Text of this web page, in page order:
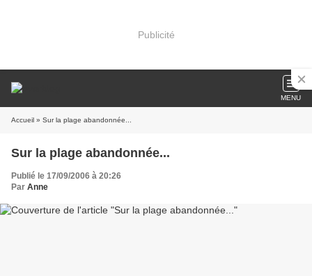
Publicité
MENU
Accueil » Sur la plage abandonnée...
Sur la plage abandonnée...
Publié le 17/09/2006 à 20:26
Par Anne